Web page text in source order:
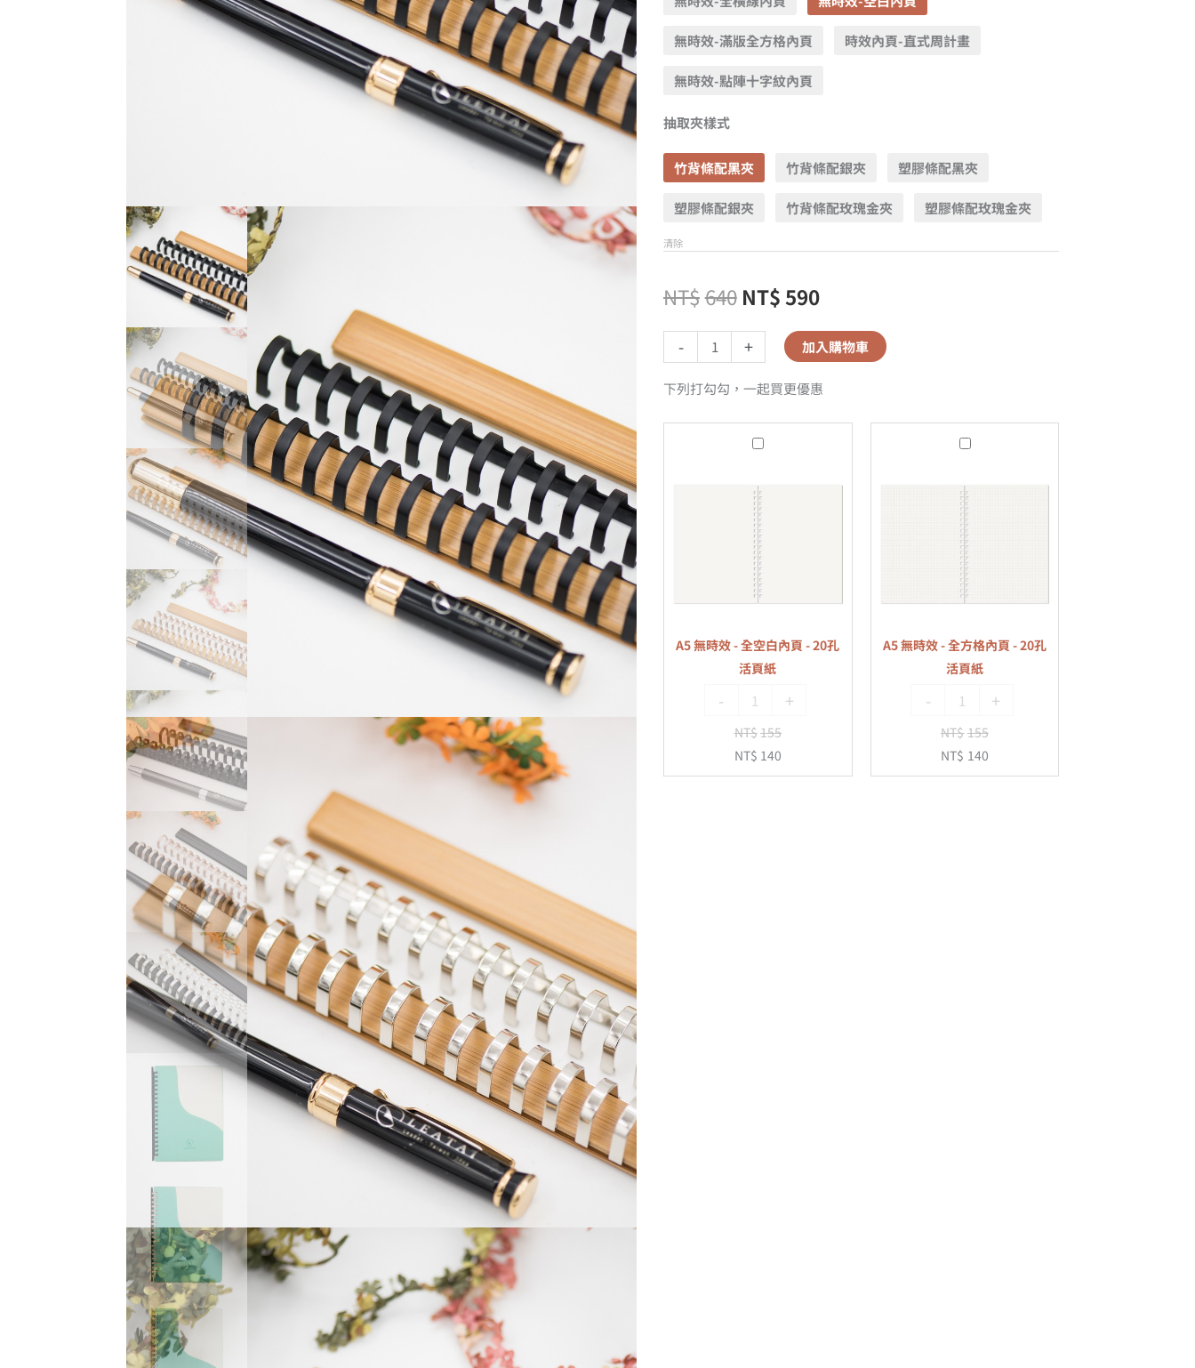
無時效-滿版全方格內頁 時效內頁-直式周計畫
無時效-點陣十字紋內頁
抽取夾樣式
竹背條配黑夾 竹背條配銀夾 塑膠條配黑夾
塑膠條配銀夾 竹背條配玫瑰金夾 塑膠條配玫瑰金夾
清除
NT$640 NT$ 590
- + 加入購物車
下列打勾勾，一起買更優惠
A5
時
效
-
全
空
白
頁
-
20
活
頁
A5 無時效 - 全空白內頁 - 20孔
活頁紙
- +
NT$155
NT$ 140
A5
時
效
-
全
方
格
頁
-
20
活
頁
A5 無時效 - 全方格內頁 - 20孔
活頁紙
- +
NT$155
NT$ 140